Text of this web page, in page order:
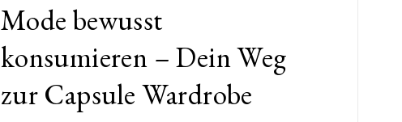
Mode bewusst
konsumieren – Dein Weg
zur Capsule Wardrobe